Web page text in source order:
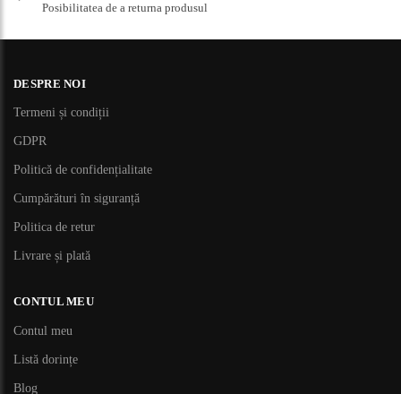
Posibilitatea de a returna produsul
DESPRE NOI
Termeni și condiții
GDPR
Politică de confidențialitate
Cumpărături în siguranță
Politica de retur
Livrare și plată
CONTUL MEU
Contul meu
Listă dorințe
Blog